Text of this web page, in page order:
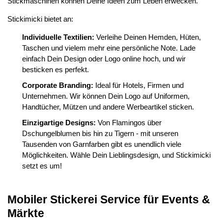
Stickimicki bietet an:
Individuelle Textilien: Verleihe Deinen Hemden, Hüten,
Taschen und vielem mehr eine persönliche Note. Lade
einfach Dein Design oder Logo online hoch, und wir
besticken es perfekt.
Corporate Branding: Ideal für Hotels, Firmen und
Unternehmen. Wir können Dein Logo auf Uniformen,
Handtücher, Mützen und andere Werbeartikel sticken.
Einzigartige Designs: Von Flamingos über
Dschungelblumen bis hin zu Tigern - mit unseren
Tausenden von Garnfarben gibt es unendlich viele
Möglichkeiten. Wähle Dein Lieblingsdesign, und Stickimicki
setzt es um!
Mobiler Stickerei Service für Events &
Märkte